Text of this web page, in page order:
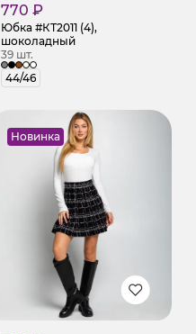
770 ₽
Юбка #КТ2011 (4),
шоколадный
39 шт.
44/46
Новинка